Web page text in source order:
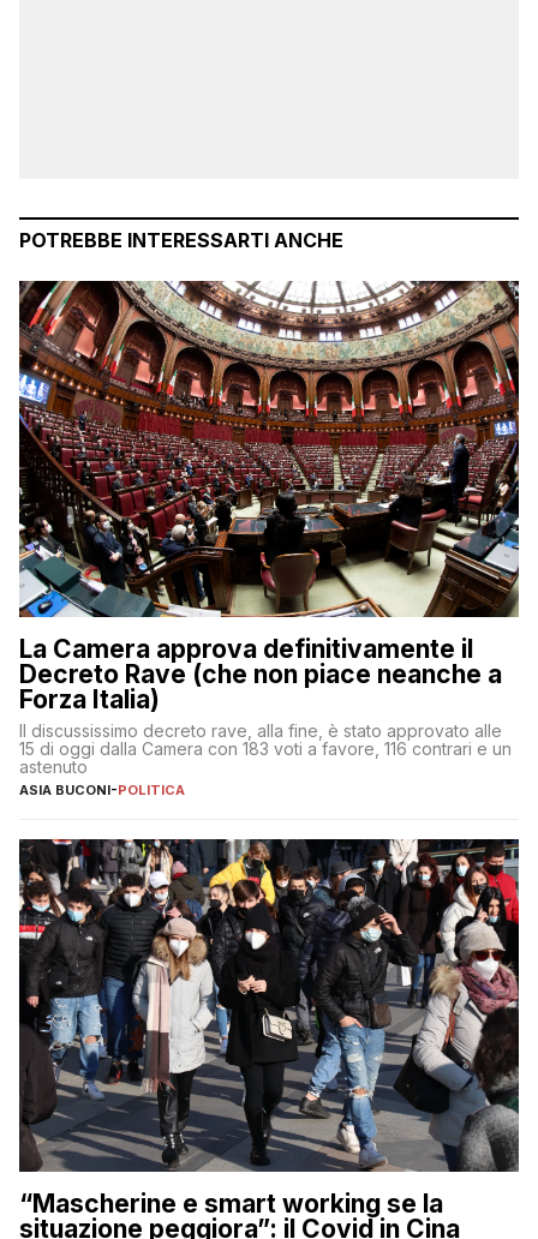
POTREBBE INTERESSARTI ANCHE
La Camera approva definitivamente il
Decreto Rave (che non piace neanche a
Forza Italia)
Il discussissimo decreto rave, alla fine, è stato approvato alle
15 di oggi dalla Camera con 183 voti a favore, 116 contrari e un
astenuto
ASIA BUCONI-POLITICA
“Mascherine e smart working se la
situazione peggiora”: il Covid in Cina